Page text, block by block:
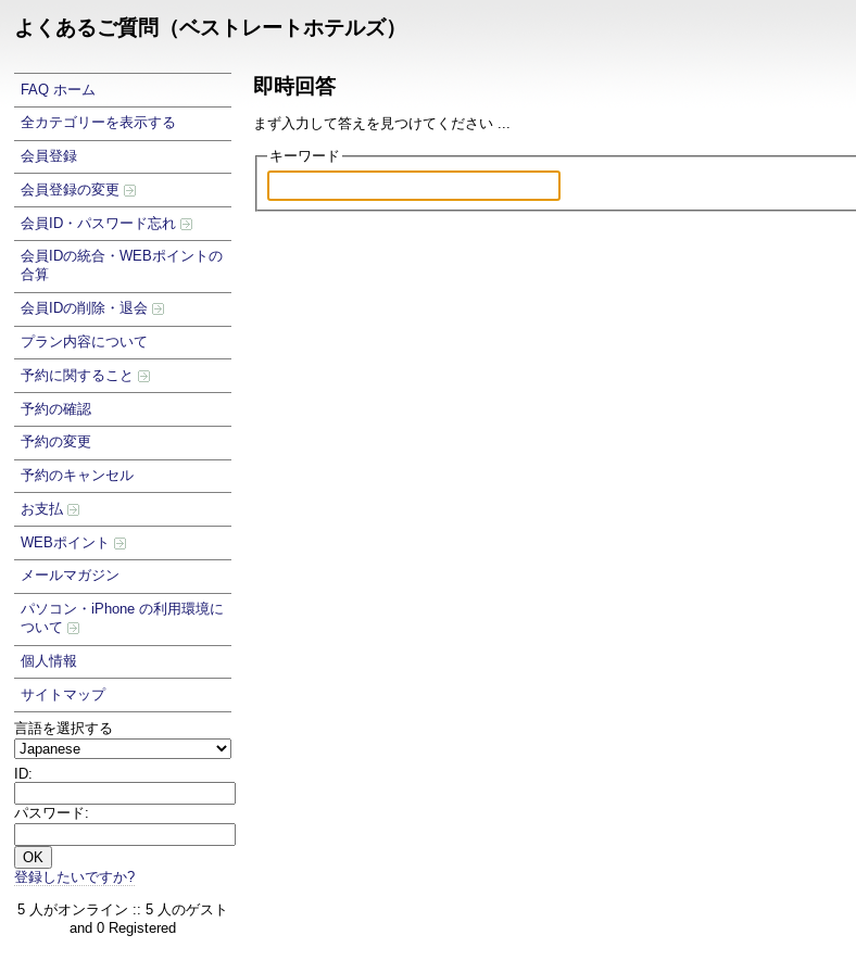
よくあるご質問（ベストレートホテルズ）
FAQ ホーム
全カテゴリーを表示する
会員登録
会員登録の変更
会員ID・パスワード忘れ
会員IDの統合・WEBポイントの
合算
会員IDの削除・退会
プラン内容について
予約に関すること
予約の確認
予約の変更
予約のキャンセル
お支払
WEBポイント
メールマガジン
パソコン・iPhone の利用環境に
ついて
個人情報
サイトマップ
言語を選択する
ID:
パスワード:
登録したいですか?
5 人がオンライン :: 5 人のゲスト
and 0 Registered
即時回答
まず入力して答えを見つけてください ...
キーワード